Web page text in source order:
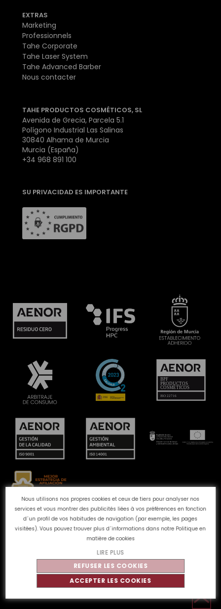
Nous utilisons nos propres cookies et ceux de tiers pour analyser nos
services et vous montrer des publicités liées à vos préférences en fonction
d´un profil de vos habitudes de navigation (par exemple, les pages
visitées). Vous pouvez trouver plus d´informations dans notre Politique en
matière de cookies
LIRE PLUS
REFUSER LES COOKIES
ACCEPTER LES COOKIES
EXTRAS
Marketing
Professionnels
Tahe Corporate
Tahe Laser System
Tahe Advanced Barber
Nous contacter
TAHE PRODUCTOS COSMÉTICOS, SL
Avenida de Grecia, Parcela 5.1
Polígono Industrial Las Salinas
30840 Alhama de Murcia
Murcia (España)
+34 968 891 100
SU PRIVACIDAD ES IMPORTANTE
Canal des plaintes Politique de Cookies
Politique de
confidentialité
Avis juridique
Qualité et
2026 - Tous droits réservés